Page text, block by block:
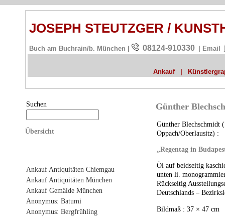
JOSEPH STEUTZGER /
Buch am Buchrain/b. München | 08124-910330 | Email
Ankauf
Suchen
Übersicht
Ankauf Antiquitäten Chiemgau
Ankauf Antiquitäten München
Ankauf Gemälde München
Anonymus: Batumi
Anonymus: Bergfrühling
Günther
Günther Blechschmidt
Oppach/Oberlausitz) :
„Regentag in
Öl auf beidseitig
unten li.
Rückseitig
Deutschlands –
Bildmaß : 37 × 47 cm